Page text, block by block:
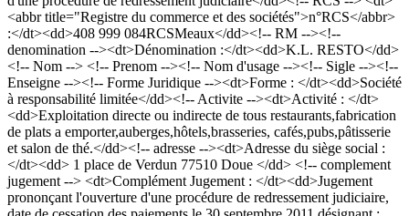
<abbr title="Registre du commerce et des sociétés">n°RCS</abbr>
:</dt><dd>408 999 084RCSMeaux</dd><!-- RM --><!--
denomination --><dt>Dénomination :</dt><dd>K.L. RESTO</dd>
<!-- Nom --> <!-- Prenom --><!-- Nom d'usage --><!-- Sigle --><!--
Enseigne --><!-- Forme Juridique --><dt>Forme : </dt><dd>Société
à responsabilité limitée</dd><!-- Activite --><dt>Activité : </dt>
<dd>Exploitation directe ou indirecte de tous restaurants,fabrication
de plats a emporter,auberges,hôtels,brasseries, cafés,pubs,pâtisserie
et salon de thé.</dd><!-- adresse --><dt>Adresse du siège social :
</dt><dd> 1 place de Verdun 77510 Doue </dd> <!-- complement
jugement --> <dt>Complément Jugement : </dt><dd>Jugement
prononçant l'ouverture d'une procédure de redressement judiciaire,